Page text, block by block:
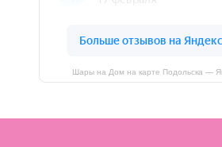
Шары на Дом на карте Подольска —